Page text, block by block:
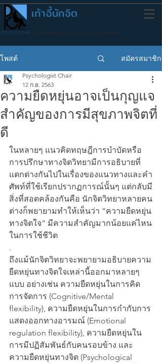
เก้าอี้นักจิต
ศูนย์บริการด้านสุขภาพจิตและการปรึกษาเชิงจิตวิทยา
โพสต์ สมัครสมาชิก
ความยืดหยุ่นอาจเป็นกุญแจ
สำคัญของการมีสุขภาพจิตที่
ดี
Psychologist Chair
12 ก.ย. 2563
ในหลายๆ แนวคิดทฤษฎีการบำบัดหรือ
การปรึกษาทางจิตวิทยามีการอธิบายที่
แตกต่างกันไปในเรื่องของแนวทางและคำ
ศัพท์ที่ใช้เรียกปรากฏการณ์นั้นๆ แต่กลับมี
สิ่งที่สอดคล้องกันคือ นักจิตวิทยาหลายคน
ต่างก็พยายามทำให้เห็นว่า “ความยืดหยุ่น
ทางจิตใจ” มีความสำคัญมากน้อยแค่ไหน
ในการใช้ชีวิต
.
ถึงแม้นักจิตวิทยาจะพยายามอธิบายความ
ยืดหยุ่นทางจิตใจเหล่านี้ออกมาหลายๆ
แบบ อย่างเช่น ความยืดหยุ่นในการคิด
การจัดการ (Cognitive/Mental
flexibility), ความยืดหยุ่นในการกำกับการ
แสดงออกทางอารมณ์ (Emotional
regulation flexibility), ความยืดหยุ่นใน
การมีปฏิสัมพันธ์กับคนรอบข้าง และ
ความยืดหยุ่นทางจิต (Psychological